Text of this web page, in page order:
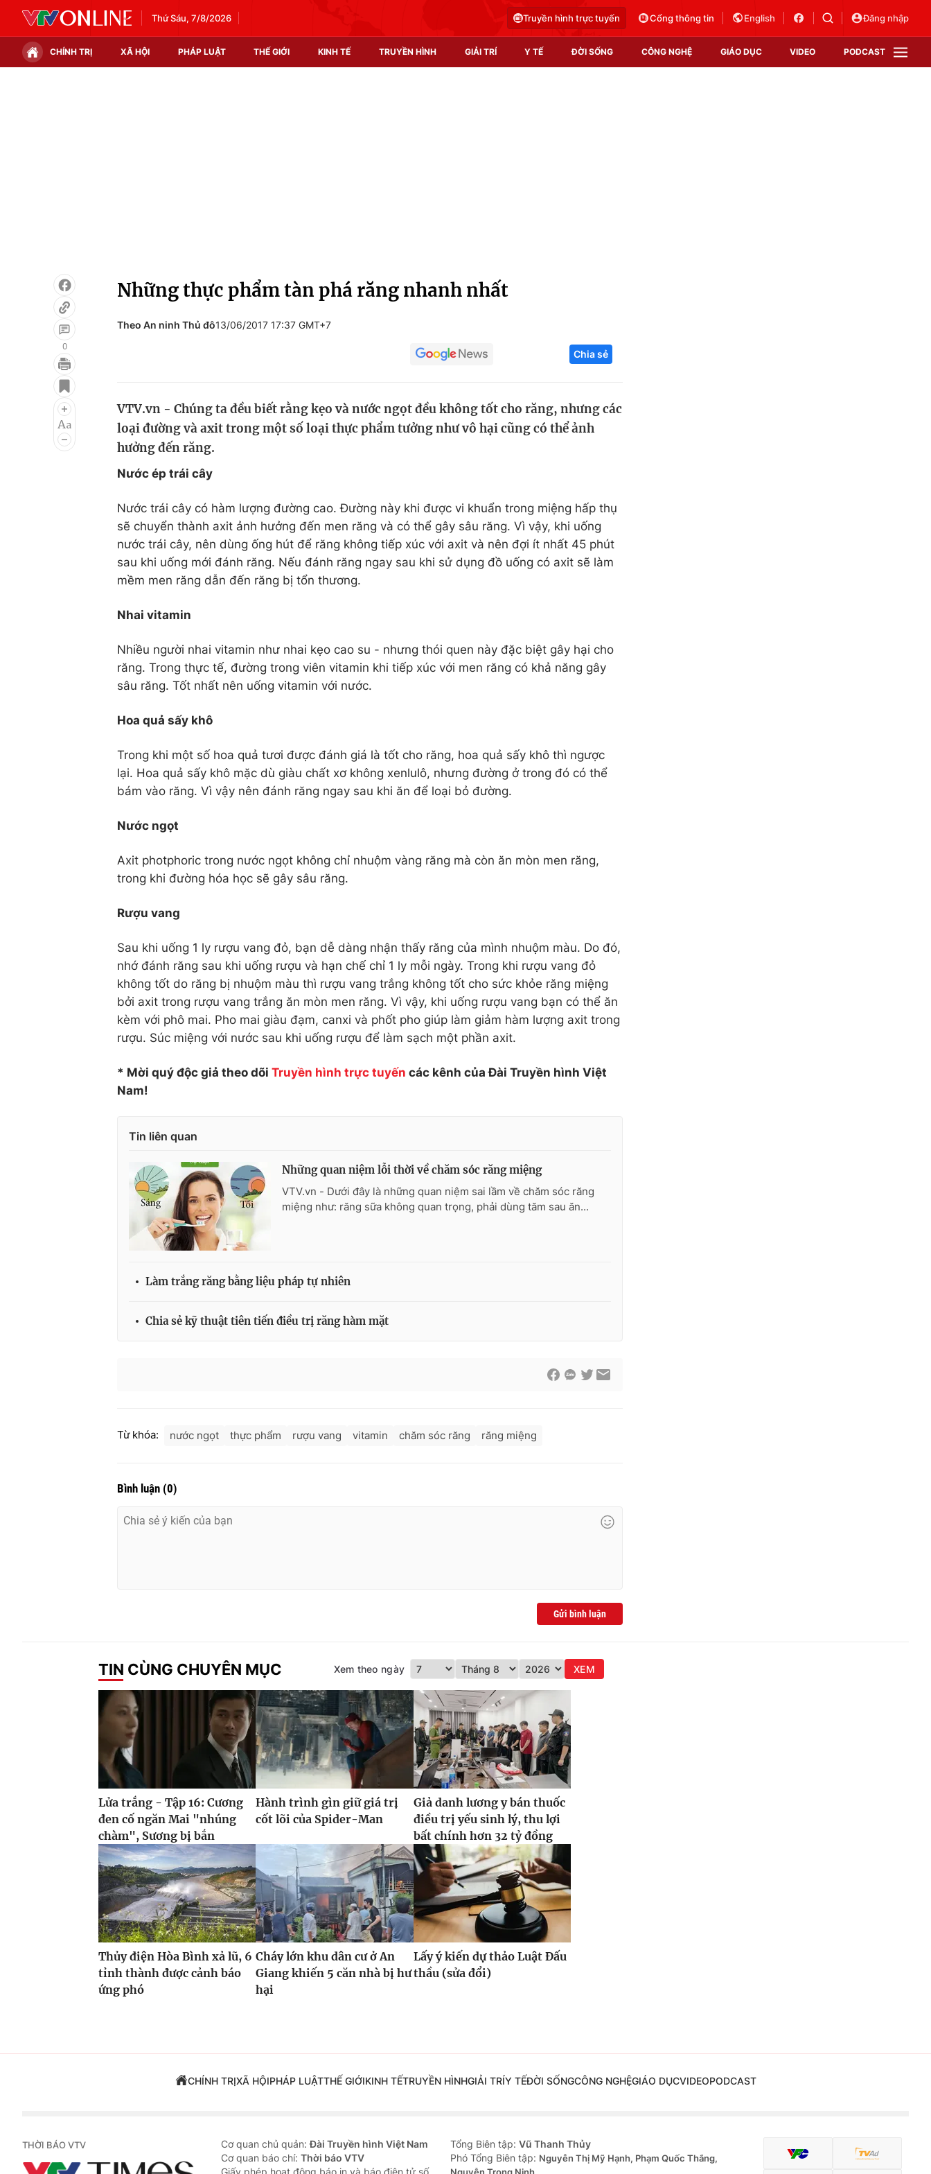
Thứ Sáu, 7/8/2026 Truyền hình trực tuyến Cổng thông tin English Đăng nhập
CHÍNH TRỊ XÃ HỘI PHÁP LUẬT THẾ GIỚI KINH TẾ TRUYỀN HÌNH GIẢI TRÍ Y TẾ ĐỜI SỐNG CÔNG NGHỆ GIÁO DỤC VIDEO PODCAST
Điện ảnh
Âm nhạc
Du lịch
Làm đẹp
Chất lượng cuộc sống
Tuyển sinh
Học trực tuyến
Hitech Công nghệ tương lai
Sản phẩm
0
Những thực phẩm tàn phá răng nhanh nhất
Theo An ninh Thủ đô13/06/2017 17:37 GMT+7
Chia sẻ
VTV.vn - Chúng ta đều biết rằng kẹo và nước ngọt đều không tốt cho răng, nhưng các
loại đường và axit trong một số loại thực phẩm tưởng như vô hại cũng có thể ảnh
hưởng đến răng.
Nước ép trái cây
Nước trái cây có hàm lượng đường cao. Đường này khi được vi khuẩn trong miệng hấp thụ
sẽ chuyển thành axit ảnh hưởng đến men răng và có thể gây sâu răng. Vì vậy, khi uống
nước trái cây, nên dùng ống hút để răng không tiếp xúc với axit và nên đợi ít nhất 45 phút
sau khi uống mới đánh răng. Nếu đánh răng ngay sau khi sử dụng đồ uống có axit sẽ làm
mềm men răng dẫn đến răng bị tổn thương.
Nhai vitamin
Nhiều người nhai vitamin như nhai kẹo cao su - nhưng thói quen này đặc biệt gây hại cho
răng. Trong thực tế, đường trong viên vitamin khi tiếp xúc với men răng có khả năng gây
sâu răng. Tốt nhất nên uống vitamin với nước.
Hoa quả sấy khô
Trong khi một số hoa quả tươi được đánh giá là tốt cho răng, hoa quả sấy khô thì ngược
lại. Hoa quả sấy khô mặc dù giàu chất xơ không xenlulô, nhưng đường ở trong đó có thể
bám vào răng. Vì vậy nên đánh răng ngay sau khi ăn để loại bỏ đường.
Nước ngọt
Axit photphoric trong nước ngọt không chỉ nhuộm vàng răng mà còn ăn mòn men răng,
trong khi đường hóa học sẽ gây sâu răng.
Rượu vang
Sau khi uống 1 ly rượu vang đỏ, bạn dễ dàng nhận thấy răng của mình nhuộm màu. Do đó,
nhớ đánh răng sau khi uống rượu và hạn chế chỉ 1 ly mỗi ngày. Trong khi rượu vang đỏ
không tốt do răng bị nhuộm màu thì rượu vang trắng không tốt cho sức khỏe răng miệng
bởi axit trong rượu vang trắng ăn mòn men răng. Vì vậy, khi uống rượu vang bạn có thể ăn
kèm với phô mai. Pho mai giàu đạm, canxi và phốt pho giúp làm giảm hàm lượng axit trong
rượu. Súc miệng với nước sau khi uống rượu để làm sạch một phần axit.
* Mời quý độc giả theo dõi Truyền hình trực tuyến các kênh của Đài Truyền hình Việt
Nam!
Tin liên quan
Những quan niệm lỗi thời về chăm sóc răng miệng
VTV.vn - Dưới đây là những quan niệm sai lầm về chăm sóc răng
miệng như: răng sữa không quan trọng, phải dùng tăm sau ăn...
Làm trắng răng bằng liệu pháp tự nhiên
Chia sẻ kỹ thuật tiên tiến điều trị răng hàm mặt
Từ khóa: nước ngọt thực phẩm rượu vang vitamin chăm sóc răng răng miệng
Bình luận (0)
Gửi bình luận
TIN CÙNG CHUYÊN MỤC Xem theo ngày XEM
Lửa trắng - Tập 16: Cương
đen cố ngăn Mai "nhúng
chàm", Sương bị bắn
Hành trình gìn giữ giá trị
cốt lõi của Spider-Man
Giả danh lương y bán thuốc
điều trị yếu sinh lý, thu lợi
bất chính hơn 32 tỷ đồng
Thủy điện Hòa Bình xả lũ, 6
tỉnh thành được cảnh báo
ứng phó
Cháy lớn khu dân cư ở An
Giang khiến 5 căn nhà bị hư
hại
Lấy ý kiến dự thảo Luật Đấu
thầu (sửa đổi)
CHÍNH TRỊXÃ HỘIPHÁP LUẬTTHẾ GIỚIKINH TẾTRUYỀN HÌNHGIẢI TRÍY TẾĐỜI SỐNGCÔNG NGHỆGIÁO DỤCVIDEOPODCAST
THỜI BÁO VTV Cơ quan chủ quản:Đài Truyền hình Việt Nam
Cơ quan báo chí: Thời báo VTV
Tổng Biên tập: Vũ Thanh Thủy
Phó Tổng Biên tập: Nguyễn Thị Mỹ Hạnh, Phạm Quốc Thắng,